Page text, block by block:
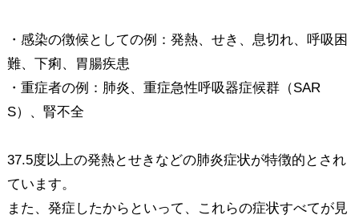
・感染の徴候としての例：発熱、せき、息切れ、呼吸困
難、下痢、胃腸疾患
・重症者の例：肺炎、重症急性呼吸器症候群（SAR
S）、腎不全
37.5度以上の発熱とせきなどの肺炎症状が特徴的とされ
ています。
また、発症したからといって、これらの症状すべてが見